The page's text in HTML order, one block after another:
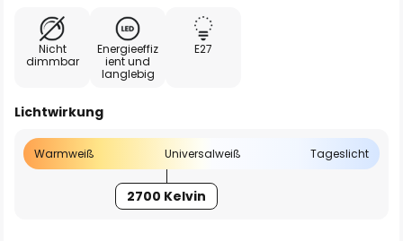
Nicht
dimmbar
Energieeffiz
ient und
langlebig
E27
Lichtwirkung
Warmweiß Universalweiß Tageslicht
2700 Kelvin